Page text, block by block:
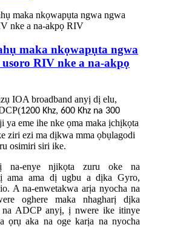
maka nkọwapụta ngwa
RIV nke a na-akpọ
IOA broadband anyị dị elu,
(1200 Khz, 600 Khz na 300
ya eme ihe nke ọma maka ịchịkọta
ziri ezi ma dịkwa mma ọbụlagodi
osimiri siri ike.
na-enye njikọta zuru oke na
ama ama dị ugbu a dịka Gyro,
A na-enwetakwa arịa nyocha na
oghere maka nhagharị dịka
na ADCP anyị, ị nwere ike itinye
ọrụ aka na oge karịa na nyocha